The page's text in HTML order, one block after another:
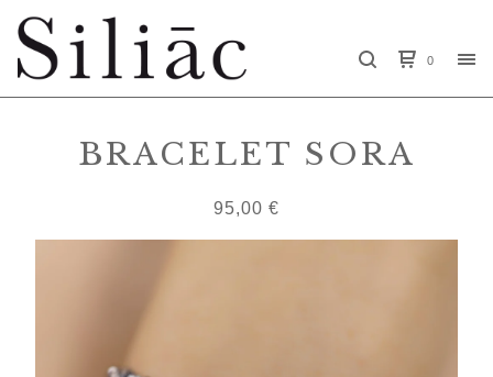
0
BRACELET SORA
95,00 €